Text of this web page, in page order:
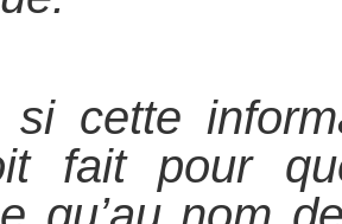
cette
fait pour